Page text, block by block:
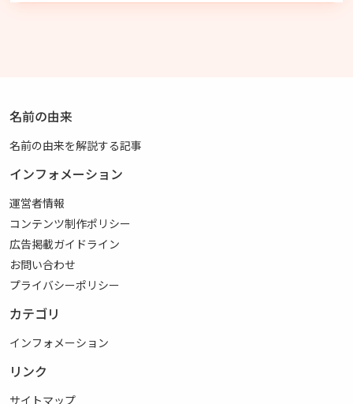
名前の由来
名前の由来を解説する記事
インフォメーション
運営者情報
コンテンツ制作ポリシー
広告掲載ガイドライン
お問い合わせ
プライバシーポリシー
カテゴリ
インフォメーション
リンク
サイトマップ